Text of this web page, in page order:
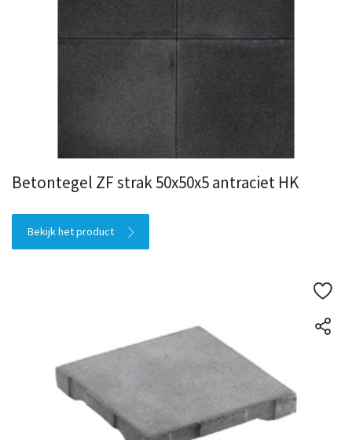
Betontegel ZF strak 50x50x5 antraciet HK
Bekijk het product